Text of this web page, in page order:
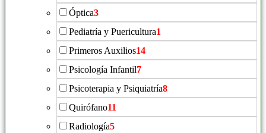
Óptica3
Pediatría y Puericultura1
Primeros Auxilios14
Psicología Infantil7
Psicoterapia y Psiquiatría8
Quirófano11
Radiología5